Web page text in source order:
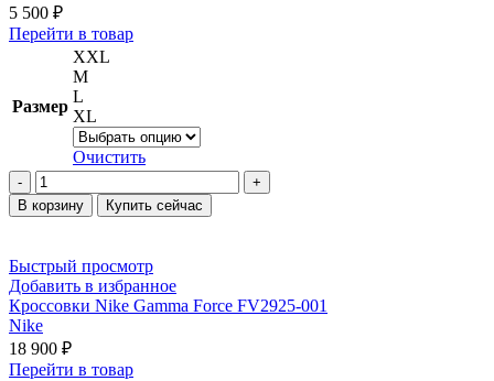
5 500 ₽
Перейти в товарЭтот
Опции
можно
выбрать
на
странице
Размер
XXL
M
L
XL
Очистить
Количество
товара
Футболка
DX9602-
010
В корзину Купить сейчас
Быстрый просмотр
Добавить в избранное
Кроссовки Nike Gamma Force FV2925-001
Nike
18 900 ₽
Перейти в товарЭтот